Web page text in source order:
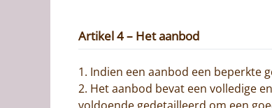
Artikel 4 – Het aanbod
1. Indien een aanbod een beperkte
2. Het aanbod bevat een volledige